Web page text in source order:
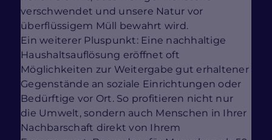
verschwendet und unsere Natur vor
überflüssigem Müll bewahrt wird.
Ein weiterer Pluspunkt: Eine nachhaltige
Haushaltsauflösung eröffnet oft
Möglichkeiten zur Weitergabe gut erhaltener
Gegenstände an soziale Einrichtungen oder
Bedürftige vor Ort. So profitieren nicht nur
die Umwelt, sondern auch Menschen in Ihrer
Nachbarschaft direkt von Ihrem